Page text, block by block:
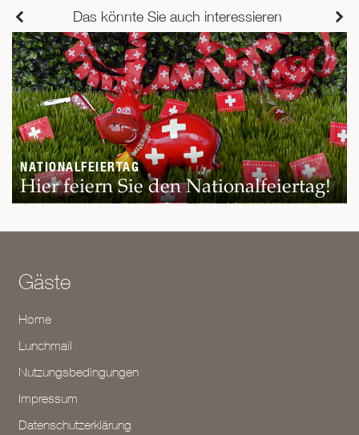
Das könnte Sie auch interessieren
NATIONALFEIERTAG
Hier feiern Sie den Nationalfeiertag!
Gäste
Home
Lunchmail
Nutzungsbedingungen
Impressum
Datenschutzerklärung